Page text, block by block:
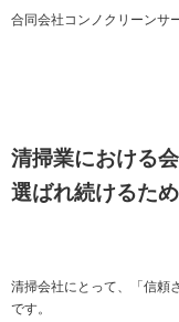
合同会社コンノクリーンサ
清掃業における
選ばれ続けるた
清掃会社にとって、「信頼
です。